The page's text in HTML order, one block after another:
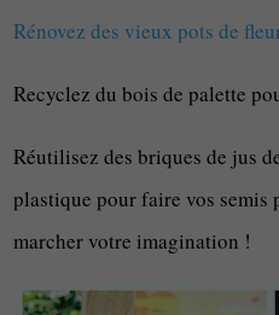
Rénovez des vieux pots de
Recyclez du bois de palette
Réutilisez des briques de jus
plastique pour faire vos semis
marcher votre imagination !